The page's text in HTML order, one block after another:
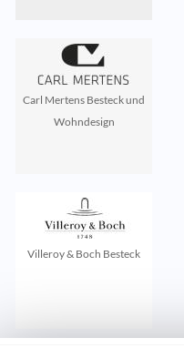
Carl Mertens Besteck und
Wohndesign
Villeroy & Boch Besteck